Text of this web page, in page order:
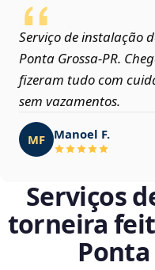
Serviço de instalação
Ponta Grossa‑PR.
fizeram tudo com
sem vazamentos.
MF Manoel F.
Serviços
torneira
Ponta